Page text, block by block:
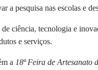
a pesquisa nas escolas e
ciência, tecnologia e
e serviços.
a 18ª Feira de Artesanato